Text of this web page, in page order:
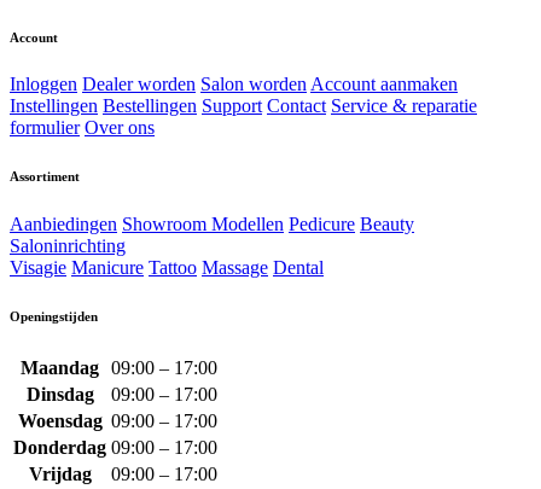
Account
Inloggen Dealer worden Salon wordenAccount aanmaken
Instellingen Bestellingen Support Contact Service & reparatie
formulier Over ons
Assortiment
Aanbiedingen Showroom Modellen Pedicure Beauty
Saloninrichting
Visagie Manicure Tattoo Massage Dental
Openingstijden
Maandag 09:00 – 17:00
Dinsdag
09:00 – 17:00
Woensdag 09:00 – 17:00
Donderdag 09:00 – 17:00
Vrijdag
09:00 – 17:00